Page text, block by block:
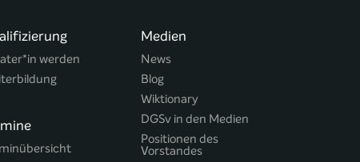
werden
Medien
News
Blog
Wiktionary
DGSv in den Medien
Positionen des
Vorstandes